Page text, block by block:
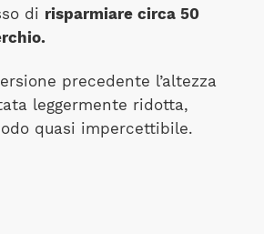
di risparmiare circa 50
precedente l’altezza
leggermente ridotta,
quasi impercettibile.